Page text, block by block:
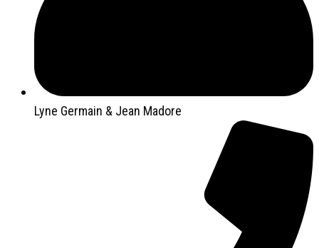
Lyne Germain & Jean Madore